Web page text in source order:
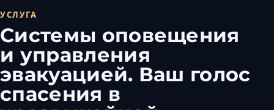
Грозный
УСЛУГА
Системы оповещения
и управления
эвакуацией. Ваш голос
спасения в